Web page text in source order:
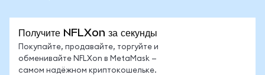
Получите NFLXon за секунды
Покупайте, продавайте, торгуйте и
обменивайте NFLXon в MetaMask —
самом надёжном криптокошельке.